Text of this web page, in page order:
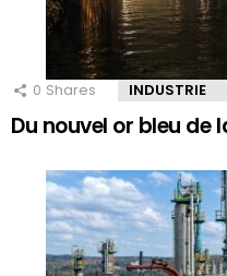
0 Shares INDUSTRIE
Du nouvel or bleu de